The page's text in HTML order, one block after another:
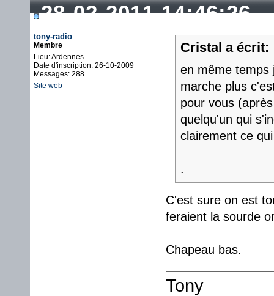
28-02-2011 14:46:26
tony-radio
Membre
Lieu: Ardennes
Date d'inscription: 26-10-2009
Messages: 288
Site web
Cristal a écrit:
en même temps
marche plus
pour vous
quelqu'un qui
clairement ce
.
C'est sure on est
feraient la sourde
Chapeau bas.
Tony